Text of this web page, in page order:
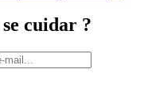
cuidar ?